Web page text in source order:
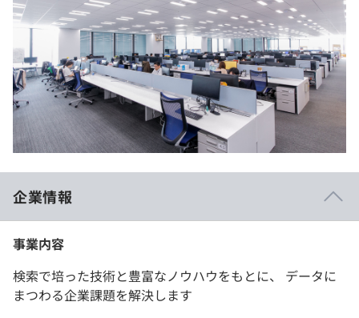
企業情報
事業内容
検索で培った技術と豊富なノウハウをもとに、 データに
まつわる企業課題を解決します